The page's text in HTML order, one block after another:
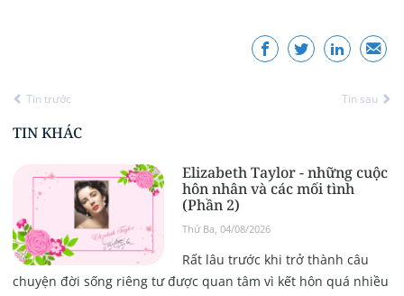
Tin trước Tin sau
TIN KHÁC
Elizabeth Taylor - những cuộc
hôn nhân và các mối tình
(Phần 2)
Thứ Ba, 04/08/2026
Rất lâu trước khi trở thành câu
chuyện đời sống riêng tư được quan tâm vì kết hôn quá nhiều